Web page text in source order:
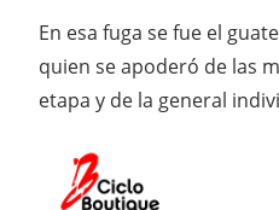
En esa fuga se fue el
quien se apoderó de las
etapa y de la general